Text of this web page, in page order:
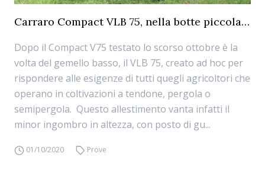
Carraro Compact VLB 75, nella botte piccola…
Dopo il Compact V75 testato lo scorso ottobre è la
volta del gemello basso, il VLB 75, creato ad hoc per
rispondere alle esigenze di tutti quegli agricoltori che
operano in coltivazioni a tendone, pergola o
semipergola. Questo allestimento vanta infatti il
minor ingombro in altezza, con posto di gu...
01/10/2020 Prove